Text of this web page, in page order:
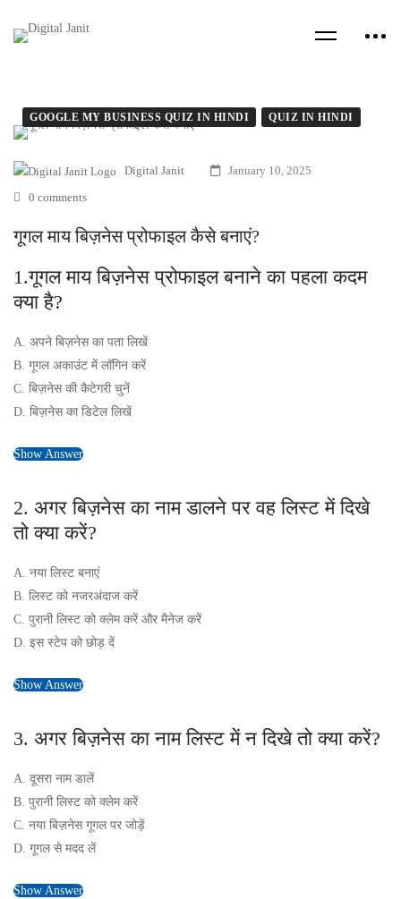
GOOGLE MY BUSINESS QUIZ IN HINDI QUIZ IN HINDI
Digital Janit January 10, 2025
0 comments
गूगल माय बिज़नेस प्रोफाइल कैसे बनाएं?
1.गूगल माय बिज़नेस प्रोफाइल बनाने का पहला कदम
क्या है?
A. अपने बिज़नेस का पता लिखें
B. गूगल अकाउंट में लॉगिन करें
C. बिज़नेस की कैटेगरी चुनें
D. बिज़नेस का डिटेल लिखें
Show Answer
2. अगर बिज़नेस का नाम डालने पर वह लिस्ट में दिखे
तो क्या करें?
A. नया लिस्ट बनाएं
B. लिस्ट को नजरअंदाज करें
C. पुरानी लिस्ट को क्लेम करें और मैनेज करें
D. इस स्टेप को छोड़ दें
Show Answer
3. अगर बिज़नेस का नाम लिस्ट में न दिखे तो क्या करें?
A. दूसरा नाम डालें
B. पुरानी लिस्ट को क्लेम करें
C. नया बिज़नेस गूगल पर जोड़ें
D. गूगल से मदद लें
Show Answer